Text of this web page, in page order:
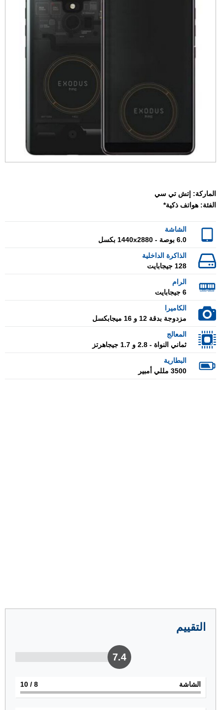
الماركة: إتش تي سي
الفئة: هواتف ذكية*
الشاشة
6.0 بوصة - 1440x2880 بكسل
الذاكرة الداخلية
128 جيجابايت
الرام
6 جيجابايت
الكاميرا
مزدوجة بدقة 12 و 16 ميجابكسل
المعالج
ثماني النواة - 2.8 و 1.7 جيجاهرتز
البطارية
3500 مللي أمبير
التقييم
7.4
الشاشة 8
/ 10